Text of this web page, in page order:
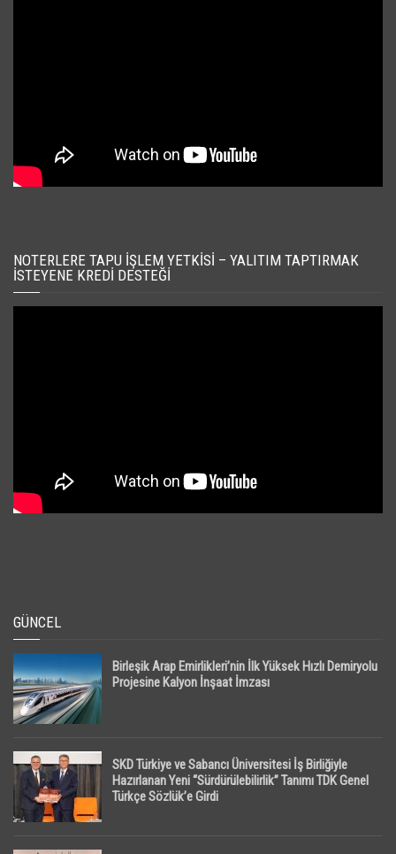
NOTERLERE TAPU İŞLEM YETKISI – YALITIM TAPTIRMAK
İSTEYENE KREDI DESTEĞI
GÜNCEL
Birleşik Arap Emirlikleri’nin İlk Yüksek Hızlı Demiryolu
Projesine Kalyon İnşaat İmzası
SKD Türkiye ve Sabancı Üniversitesi İş Birliğiyle
Hazırlanan Yeni “Sürdürülebilirlik” Tanımı TDK Genel
Türkçe Sözlük’e Girdi